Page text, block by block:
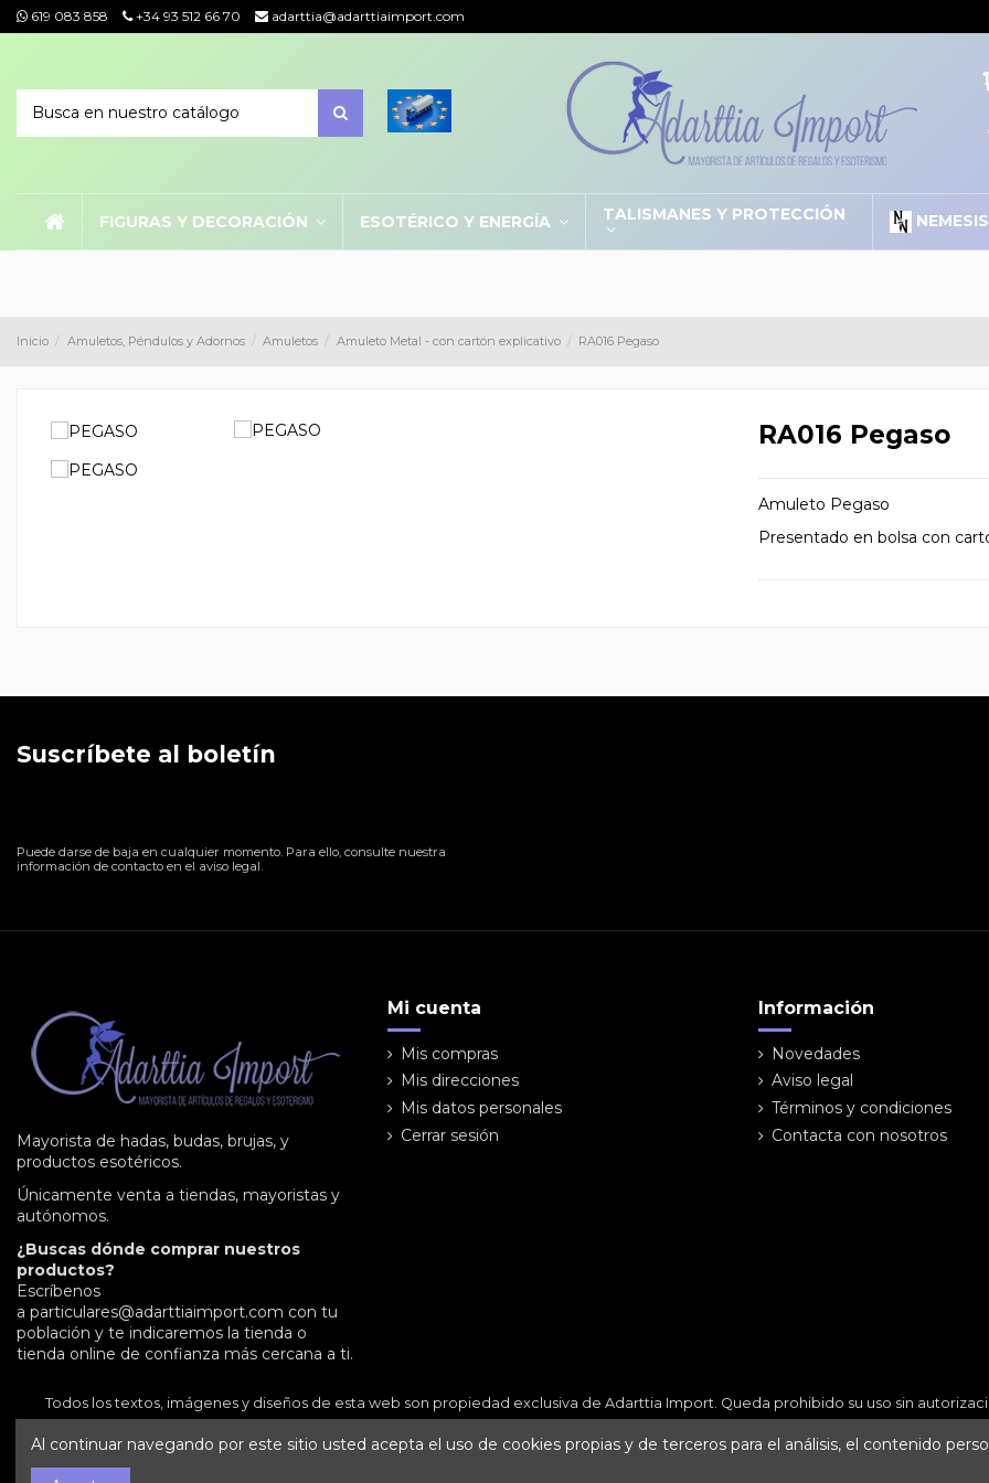
619 083 858 +34 93 512 66 70 adarttia@adarttiaimport.com
FIGURAS Y DECORACIÓN ESOTÉRICO Y ENERGÍA TALISMANES Y PROTECCIÓN
Inicio Amuletos, Péndulos y Adornos Amuletos Amuleto Metal - con cartón explicativo RA016 Pegaso
RA016 Pegaso
Amuleto Pegaso
Presentado en bolsa con
Suscríbete al boletín
Puede darse de baja en cualquier momento. Para ello, consulte nuestra
información de contacto en el aviso legal.
Mayorista de hadas, budas, brujas, y
productos esotéricos.
Únicamente venta a tiendas, mayoristas y
autónomos.
¿Buscas dónde comprar nuestros
productos?
Escríbenos
a particulares@adarttiaimport.com con tu
población y te indicaremos la tienda o
tienda online de confianza más cercana a ti.
Mi cuenta
Mis compras
Mis direcciones
Mis datos personales
Cerrar sesión
Información
Novedades
Aviso legal
Términos y condiciones
Contacta con nosotros
Todos los textos, imágenes y diseños de esta web son propiedad exclusiva de Adarttia Import. Queda prohibido su uso sin
Al continuar navegando por este sitio usted acepta el uso de cookies propias y de terceros para el análisis, el contenido